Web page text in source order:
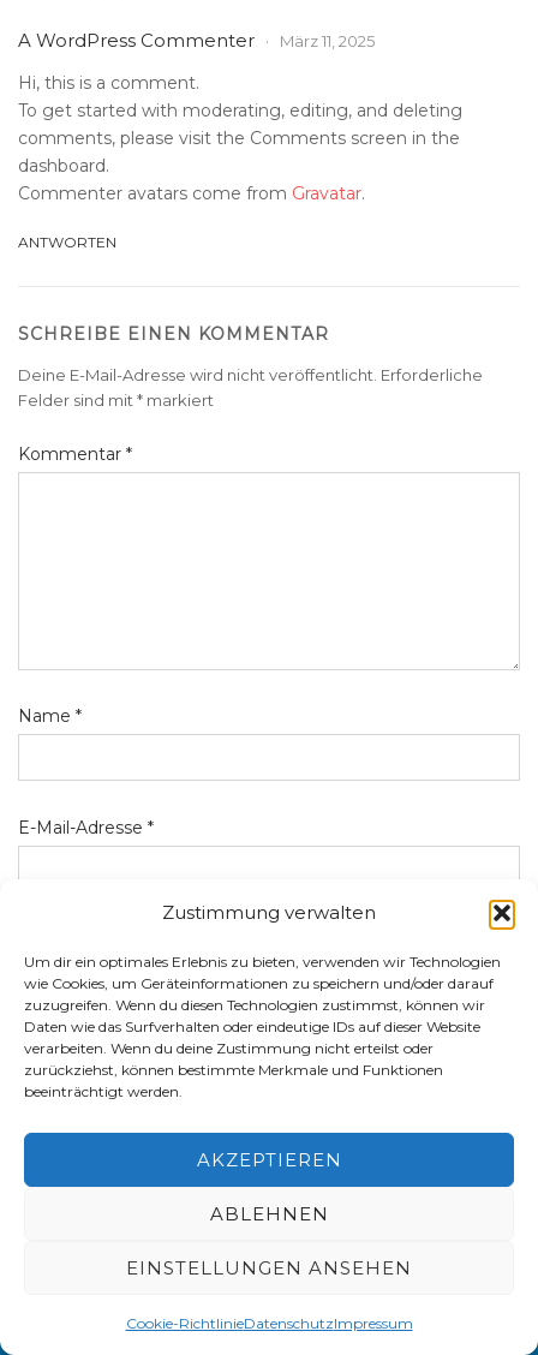
Zustimmung verwalten
Um dir ein optimales Erlebnis zu bieten, verwenden wir Technologien
wie Cookies, um Geräteinformationen zu speichern und/oder darauf
zuzugreifen. Wenn du diesen Technologien zustimmst, können wir
Daten wie das Surfverhalten oder eindeutige IDs auf dieser Website
verarbeiten. Wenn du deine Zustimmung nicht erteilst oder
zurückziehst, können bestimmte Merkmale und Funktionen
beeinträchtigt werden.
AKZEPTIEREN
ABLEHNEN
EINSTELLUNGEN ANSEHEN
Cookie-RichtlinieDatenschutzImpressum
A WordPress Commenter März 11, 2025
Hi, this is a comment.
To get started with moderating, editing, and deleting
comments, please visit the Comments screen in the
dashboard.
Commenter avatars come from Gravatar.
ANTWORTEN
SCHREIBE EINEN KOMMENTAR
Deine E-Mail-Adresse wird nicht veröffentlicht. Erforderliche
Felder sind mit * markiert
Kommentar *
Name *
E-Mail-Adresse *
Name, E-Mail-Adresse Und Website In Diesem Browser
Für Meinen Nächsten Kommentar Speichern.
Impressum Datenschutz Cookie-Richtlinie (EU)